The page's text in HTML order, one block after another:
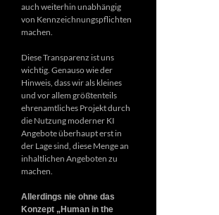
auch weiterhin unabhängig
von Kennzeichnungspflichten
machen.
Diese Transparenz ist uns
wichtig. Genauso wie der
Hinweis, dass wir als kleines
und vor allem größtenteils
ehrenamtliches Projekt durch
die Nutzung moderner KI
Angebote überhaupt erst in
der Lage sind, diese Menge an
inhaltlichen Angeboten zu
machen.
Allerdings nie ohne das
Konzept „Human in the